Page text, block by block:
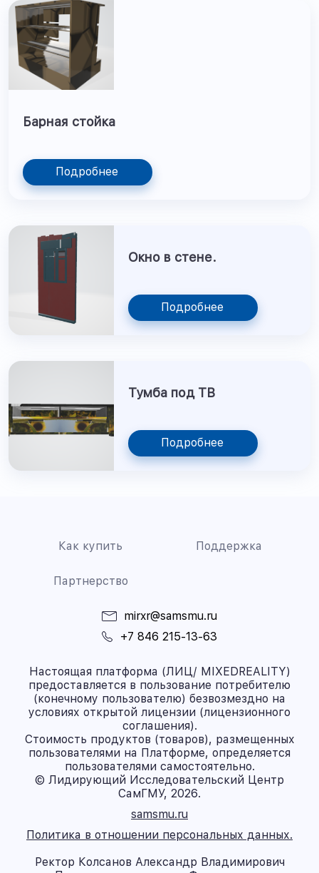
Барная стойка
Подробнее
Окно в стене.
Подробнее
Тумба под ТВ
Подробнее
Как купить Поддержка
Партнерство
mirxr@samsmu.ru
+7 846 215-13-63
Настоящая платформа (ЛИЦ/ MIXEDREALITY)
предоставляется в пользование потребителю
(конечному пользователю) безвозмездно на
условиях открытой лицензии (лицензионного
соглашения).
Стоимость продуктов (товаров), размещенных
пользователями на Платформе, определяется
пользователями самостоятельно.
© Лидирующий Исследовательский Центр
СамГМУ, 2026.
samsmu.ru
Политика в отношении персональных данных.
Ректор Колсанов Александр Владимирович